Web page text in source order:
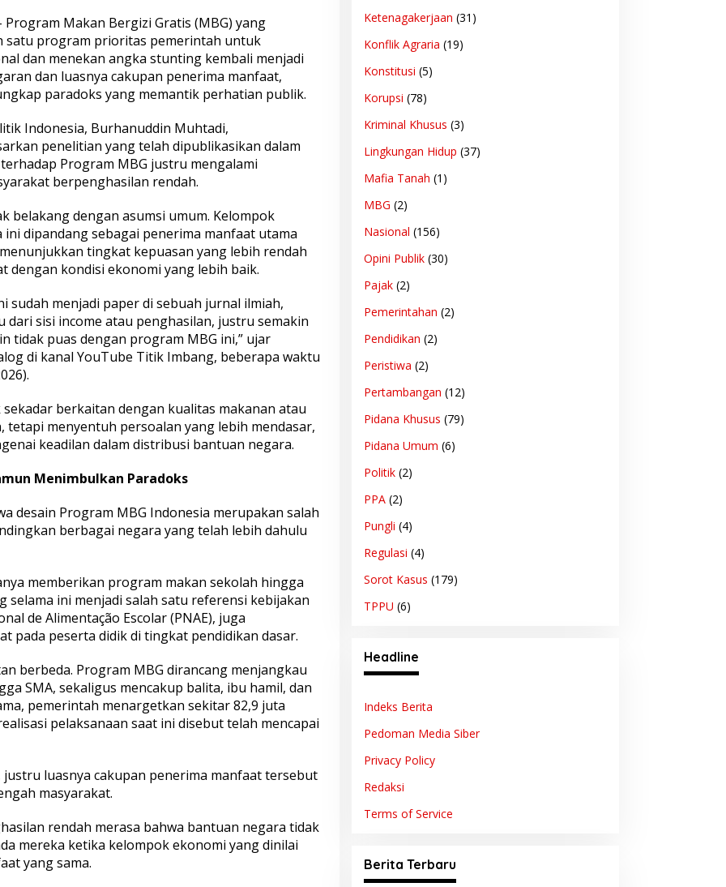
Program Makan Bergizi Gratis (MBG) yang
satu program prioritas pemerintah untuk
dan menekan angka stunting kembali menjadi
dan luasnya cakupan penerima manfaat,
paradoks yang memantik perhatian publik.
Indonesia, Burhanuddin Muhtadi,
penelitian yang telah dipublikasikan dalam
Program MBG justru mengalami
berpenghasilan rendah.
belakang dengan asumsi umum. Kelompok
ini dipandang sebagai penerima manfaat utama
tingkat kepuasan yang lebih rendah
dengan kondisi ekonomi yang lebih baik.
sudah menjadi paper di sebuah jurnal ilmiah,
dari sisi income atau penghasilan, justru semakin
tidak puas dengan program MBG ini,” ujar
di kanal YouTube Titik Imbang, beberapa waktu
berkaitan dengan kualitas makanan atau
tetapi menyentuh persoalan yang lebih mendasar,
keadilan dalam distribusi bantuan negara.
Menimbulkan Paradoks
desain Program MBG Indonesia merupakan salah
berbagai negara yang telah lebih dahulu
memberikan program makan sekolah hingga
selama ini menjadi salah satu referensi kebijakan
de Alimentação Escolar (PNAE), juga
pada peserta didik di tingkat pendidikan dasar.
berbeda. Program MBG dirancang menjangkau
SMA, sekaligus mencakup balita, ibu hamil, dan
pemerintah menargetkan sekitar 82,9 juta
pelaksanaan saat ini disebut telah mencapai
luasnya cakupan penerima manfaat tersebut
masyarakat.
rendah merasa bahwa bantuan negara tidak
mereka ketika kelompok ekonomi yang dinilai
yang sama.
Ketenagakerjaan (31)
Konflik Agraria (19)
Konstitusi (5)
Korupsi (78)
Kriminal Khusus (3)
Lingkungan Hidup (37)
Mafia Tanah (1)
MBG (2)
Nasional (156)
Opini Publik(30)
Pajak(2)
Pemerintahan (2)
Pendidikan (2)
Peristiwa (2)
Pertambangan (12)
Pidana Khusus (79)
Pidana Umum (6)
Politik(2)
PPA(2)
Pungli (4)
Regulasi (4)
Sorot Kasus (179)
TPPU (6)
Headline
Indeks Berita
Pedoman Media Siber
Privacy Policy
Redaksi
Terms of Service
Berita Terbaru